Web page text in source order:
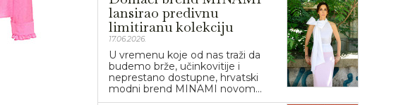
lansirao predivnu
limitiranu kolekciju
17.06.2026.
U vremenu koje od nas traži da
budemo brže, učinkovitije i
neprestano dostupne, hrvatski
modni brend MINAMI novom...